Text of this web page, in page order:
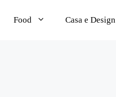
Food Casa e Design